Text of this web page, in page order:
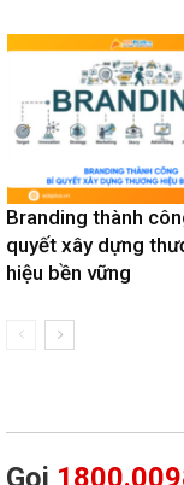
Branding thành
quyết xây dựng
hiệu bền vững
Gọi